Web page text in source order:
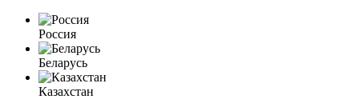
Россия
Беларусь
Казахстан